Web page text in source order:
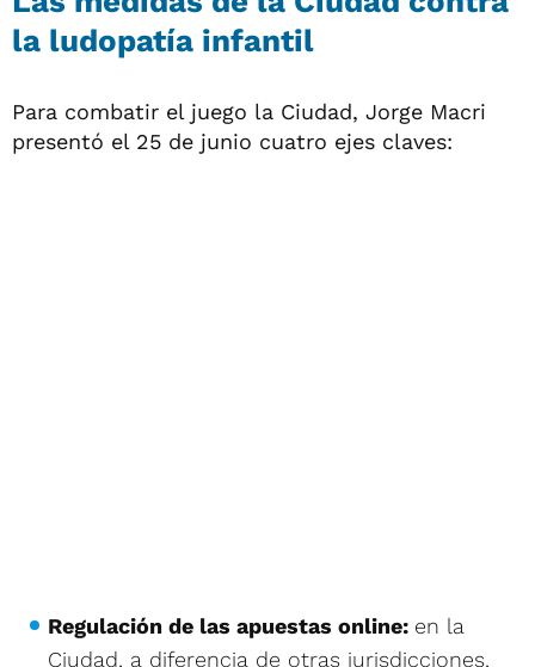
la ludopatía infantil
Para combatir el juego la Ciudad, Jorge Macri
presentó el 25 de junio cuatro ejes claves:
Regulación de las apuestas online: en la
Ciudad, a diferencia de otras jurisdicciones,